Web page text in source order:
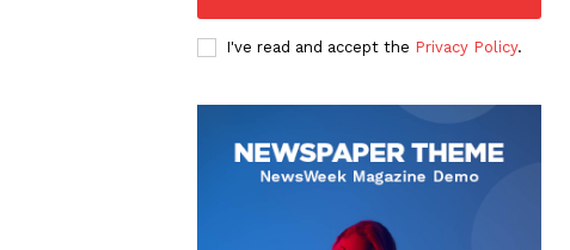
I've read and accept the Privacy Policy.